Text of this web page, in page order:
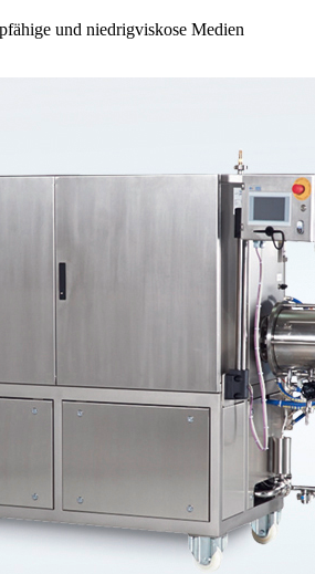
und niedrigviskose Medien